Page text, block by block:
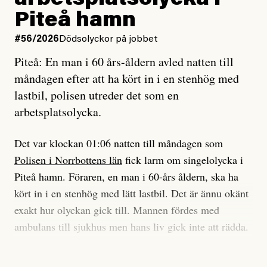
tidning?
Vad är bra journalistik?
Ett försök till korta svar som jag hoppas kan förtydliga
för Kuhn och Sassarinis-McGowan och andra hur jag
som chefredaktör ser på Dagens ETC:s uppdrag och
roll.
Vi skriver för våra läsare som vill bli informerade,
överraskade, bekräftade, utmanade – och som kräver
att vi granskar allt och alla.
Vi är som sagt en röd, grön och oberoende tidning.
Det betyder en annan journalistik än vad du hittar i
och lade min sista ungdom
på att laga en gammal bod.
Jag sökte ljuset och meningen,
efter det som var rent, rätt och sant,
och aldrig såg jag det klarare än
när jag ombord på bussen hjälpte en tant.
#23/2026Intervjun
Jesper Lundby: ”Livet i sig
är ganska politiskt”
Piteå hamn
#56/2026 Dödsolyckor på jobbet
Piteå: En man i 60 års-åldern avled natten till
måndagen efter att ha kört in i en stenhög med
lastbil, polisen utreder det som en
arbetsplatsolycka.
Det var klockan 01:06 natten till måndagen som
Polisen i Norrbottens län fick larm om singelolycka i
Piteå hamn. Föraren, en man i 60-års åldern, ska ha
kört in i en stenhög med lätt lastbil. Det är ännu okänt
exakt hur olyckan gick till. Mannen fördes med
ambulans till sjukhus men hans liv gick inte att rädda.